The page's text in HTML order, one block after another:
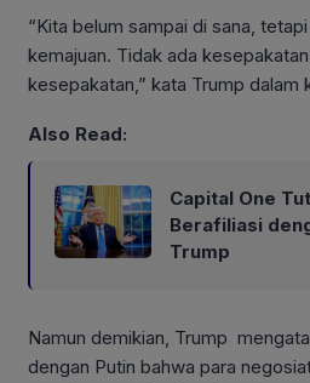
“Kita belum sampai di sana,
kemajuan. Tidak ada
kesepakatan,” kata Trump dalam
Also Read:
Capital One
Berafiliasi
Trump
Namun demikian, Trump
dengan Putin bahwa para